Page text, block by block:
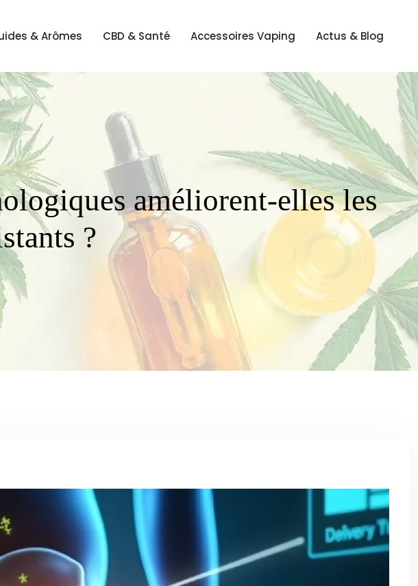
& Arômes CBD & Santé Accessoires Vaping Actus & Blog
améliorent-elles les
?